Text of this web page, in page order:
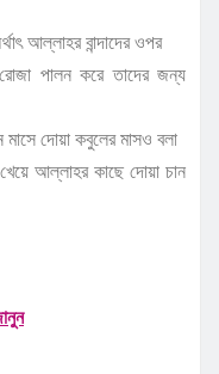
আল্লাহর বান্দাদের ওপর
রোজা পালন করে তাদের জন্য
দোয়া কবুলের মাসও বলা
আল্লাহর কাছে দোয়া চান